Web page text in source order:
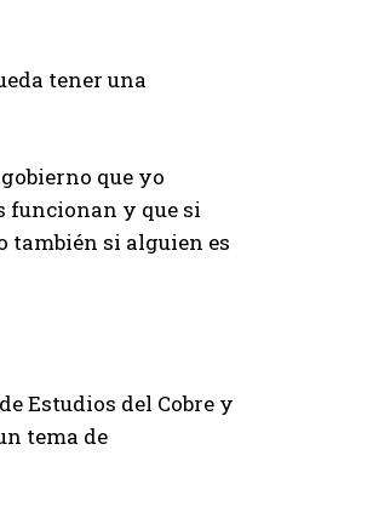
tener una
que yo
funcionan y que si
también si alguien es
Estudios del Cobre y
tema de